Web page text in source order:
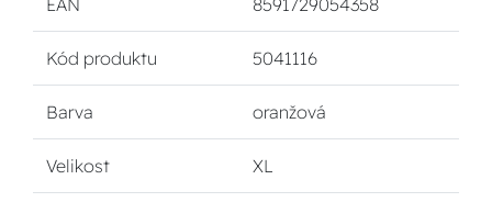
EAN 8591729054358
Kód produktu 5041116
Barva oranžová
Velikost XL